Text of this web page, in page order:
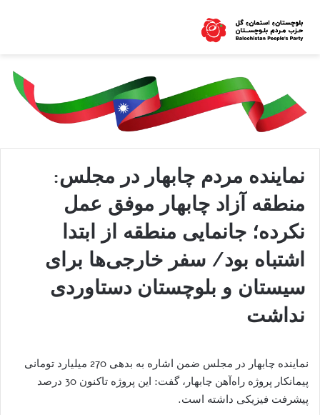
نماینده مردم چابهار در مجلس:
منطقه آزاد چابهار موفق عمل
نکرده؛ جانمایی منطقه از ابتدا
اشتباه بود/ سفر خارجی‌ها برای
سیستان و بلوچستان دستاوردی
نداشت
نماینده چابهار در مجلس ضمن اشاره به بدهی 270 میلیارد تومانی
پیمانکار پروژه راه‌آهن چابهار، گفت: این پروژه تاکنون 30 درصد
پیشرفت فیزیکی داشته است.